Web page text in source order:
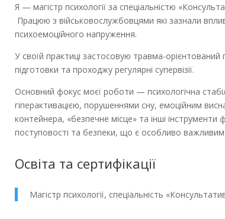
Я — магістр психології за спеціальністю
Працюю з військовослужбовцями які зазнали
психоемоційного напруження.
У своїй практиці застосовую травма-
підготовки та проходжу регулярні супервізії.
Основний фокус моєї роботи — психологічна
гіперактивацією, порушеннями сну, емоційним
контейнера, «безпечне місце» та інші інструменти
поступовості та безпеки, що є особливо важливим
Освіта та сертифікації
Магістр психології, спеціальність